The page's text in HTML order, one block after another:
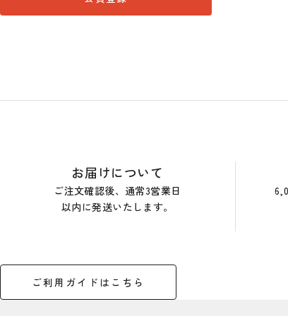
お届けについて
ご注文確認後、通常3営業日
以内に発送いたします。
ご利用ガイドはこちら